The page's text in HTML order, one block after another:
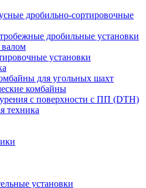
дробильно-сортировочные
дробильные установки
установки
для угольных шахт
комбайны
с поверхности с ПП (DTH)
техника
установки